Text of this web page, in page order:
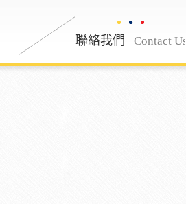
最新消息 Nwes
聯絡我們 Contact Us